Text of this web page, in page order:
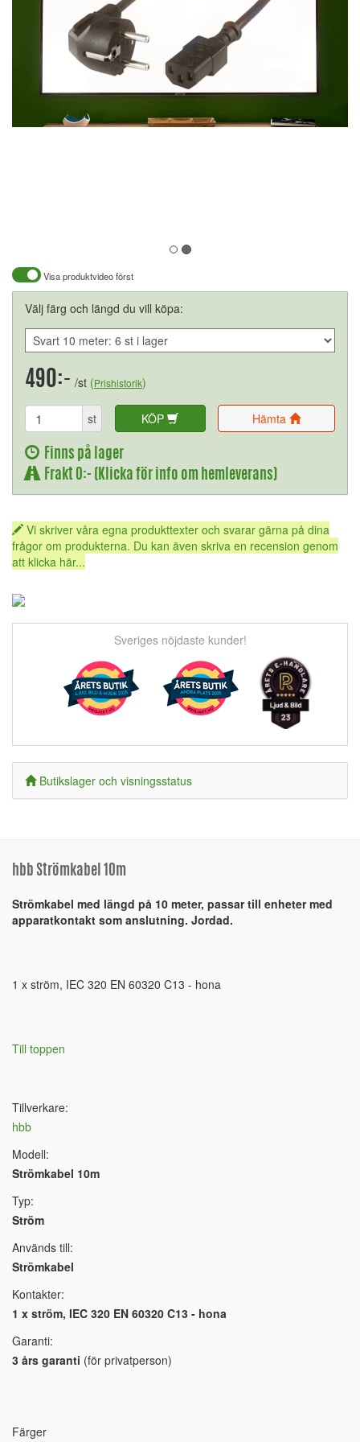
Visa produktvideo först
Välj färg och längd du vill köpa:
490:- /st (Prishistorik)
st KÖP Hämta
Finns på lager
Frakt 0:- (Klicka för info om hemleverans)
Vi skriver våra egna produkttexter och svarar gärna på dina
frågor om produkterna. Du kan även skriva en recension genom
att klicka här...
Sveriges nöjdaste kunder!
Butikslager och visningsstatus
hbb Strömkabel 10m
Strömkabel med längd på 10 meter, passar till enheter med
apparatkontakt som anslutning. Jordad.
1 x ström, IEC 320 EN 60320 C13 - hona
Till toppen
Tillverkare:
hbb
Modell:
Strömkabel 10m
Typ:
Ström
Används till:
Strömkabel
Kontakter:
1 x ström, IEC 320 EN 60320 C13 - hona
Garanti:
3 års garanti (för privatperson)
Färger